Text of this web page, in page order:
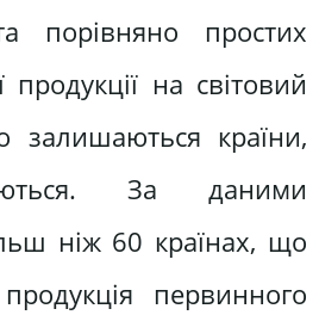
порівняно простих
продукції на світовий
країни,
За даними
ніж 60 країнах, що
первинного